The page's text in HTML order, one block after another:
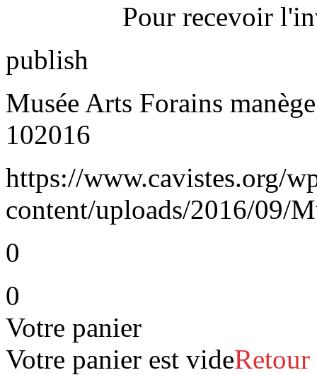
Pour recevoir
publish
Musée Arts Forains
102016
https://www.cavistes.org/
content/uploads/2016/09/
0
0
Votre panier
Votre panier est vide